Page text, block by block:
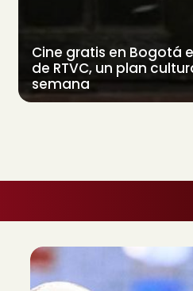
Cine gratis en Bogotá
de RTVC, un plan
semana